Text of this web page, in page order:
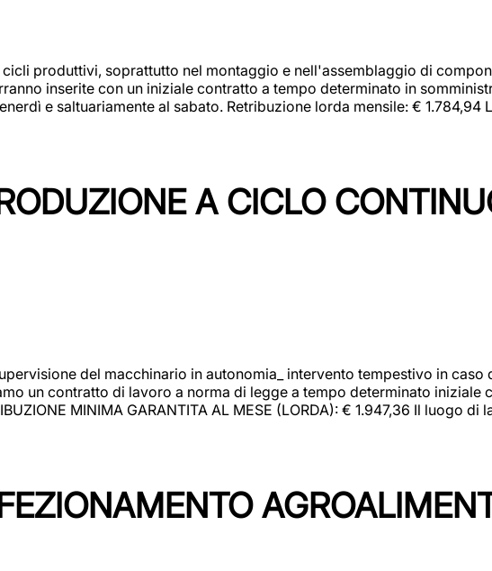
produttivi, soprattutto nel montaggio e nell'assemblaggio di
inserite con un iniziale contratto a tempo determinato in
e saltuariamente al sabato. Retribuzione lorda mensile: € 1.784,94
A CICLO
del macchinario in autonomia_ intervento tempestivo in
un contratto di lavoro a norma di legge a tempo determinato
MINIMA GARANTITA AL MESE (LORDA): € 1.947,36 Il luogo